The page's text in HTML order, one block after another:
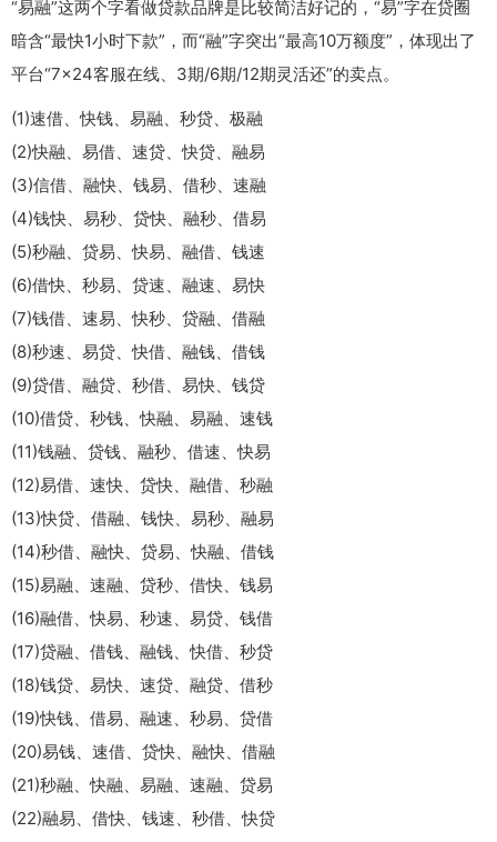
“易融”这两个字看做贷款品牌是比较简洁好记的，“易”字在贷圈
暗含“最快1小时下款”，而“融”字突出“最高10万额度”，体现出了
平台“7×24客服在线、3期/6期/12期灵活还”的卖点。
(1)速借、快钱、易融、秒贷、极融
(2)快融、易借、速贷、快贷、融易
(3)信借、融快、钱易、借秒、速融
(4)钱快、易秒、贷快、融秒、借易
(5)秒融、贷易、快易、融借、钱速
(6)借快、秒易、贷速、融速、易快
(7)钱借、速易、快秒、贷融、借融
(8)秒速、易贷、快借、融钱、借钱
(9)贷借、融贷、秒借、易快、钱贷
(10)借贷、秒钱、快融、易融、速钱
(11)钱融、贷钱、融秒、借速、快易
(12)易借、速快、贷快、融借、秒融
(13)快贷、借融、钱快、易秒、融易
(14)秒借、融快、贷易、快融、借钱
(15)易融、速融、贷秒、借快、钱易
(16)融借、快易、秒速、易贷、钱借
(17)贷融、借钱、融钱、快借、秒贷
(18)钱贷、易快、速贷、融贷、借秒
(19)快钱、借易、融速、秒易、贷借
(20)易钱、速借、贷快、融快、借融
(21)秒融、快融、易融、速融、贷易
(22)融易、借快、钱速、秒借、快贷